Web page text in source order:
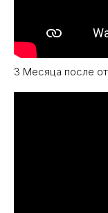
3 Месяца после